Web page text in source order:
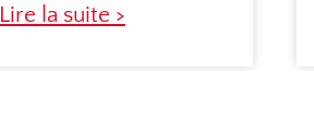
Lire la suite >